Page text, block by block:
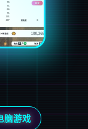
脑游戏